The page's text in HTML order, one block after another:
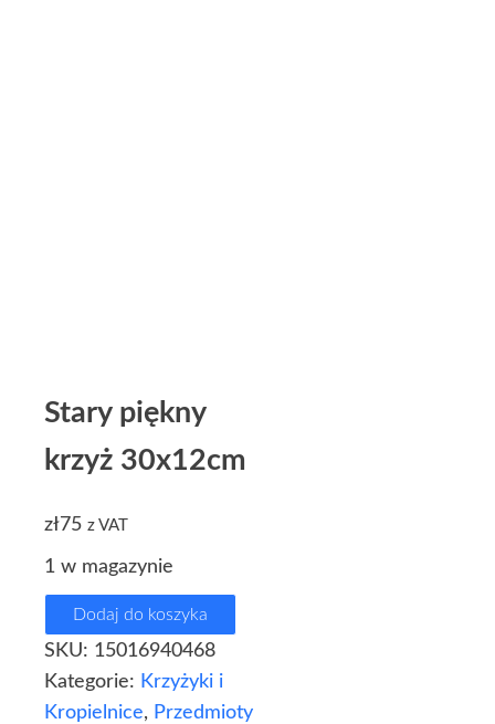
Stary piękny
krzyż 30x12cm
zł75 z VAT
1 w magazynie
Dodaj do koszyka
SKU: 15016940468
Kategorie: Krzyżyki i
Kropielnice, Przedmioty